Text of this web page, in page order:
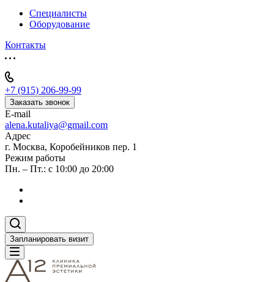
Специалисты
Оборудование
Контакты
+7 (915) 206-99-99
Заказать звонок
E-mail
alena.kutaliya@gmail.com
Адрес
г. Москва, Коробейников пер. 1
Режим работы
Пн. – Пт.: с 10:00 до 20:00
Запланировать визит